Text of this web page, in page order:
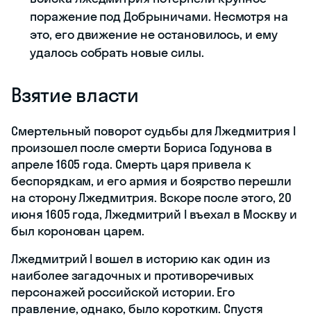
поражение под Добрыничами. Несмотря на
это, его движение не остановилось, и ему
удалось собрать новые силы.
Взятие власти
Смертельный поворот судьбы для Лжедмитрия I
произошел после смерти Бориса Годунова в
апреле 1605 года. Смерть царя привела к
беспорядкам, и его армия и боярство перешли
на сторону Лжедмитрия. Вскоре после этого, 20
июня 1605 года, Лжедмитрий I въехал в Москву и
был коронован царем.
Лжедмитрий I вошел в историю как один из
наиболее загадочных и противоречивых
персонажей российской истории. Его
правление, однако, было коротким. Спустя